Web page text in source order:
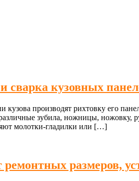
сварка кузовных
кузова производят рихтовку его
зубила, ножницы, ножовку,
молотки-гладилки или […]
размеров,